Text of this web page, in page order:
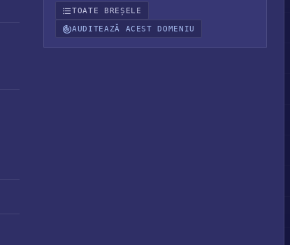
TOATE BREȘELE
AUDITEAZĂ ACEST DOMENIU